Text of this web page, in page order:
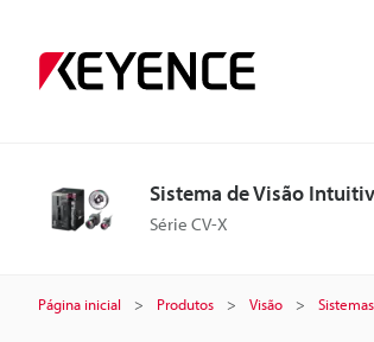
Sistema de Visão
Série CV-X
Página inicial Produtos Visão